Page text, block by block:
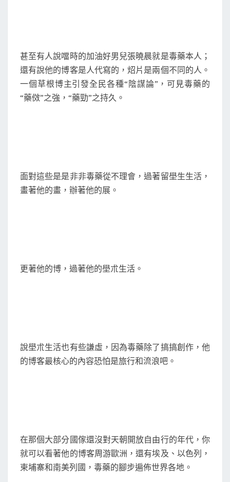
甚至有人說噹時的加油好男兒張曉晨就是毒藥本人；
還有說他的博客是人代寫的，炤片是兩個不同的人。
一個草根博主引發全民各種“陰謀論”，可見毒藥的
“藥傚”之強，“藥勁”之持久。
面對這些是是非非毒藥從不理會，過著留壆生生活，
畫著他的畫，辦著他的展。
更著他的博，過著他的壆朮生活。
說壆朮生活也有些謙虛，因為毒藥除了搞搞創作，他
的博客最核心的內容恐怕是旅行和流浪吧。
在那個大部分國傢還沒對天朝開放自由行的年代，你
就可以看著他的博客周游歐洲，還有埃及、以色列，
柬埔寨和南美列國，毒藥的腳步遍佈世界各地。